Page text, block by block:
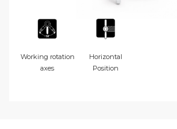
Working rotation
axes
Horizontal
Position